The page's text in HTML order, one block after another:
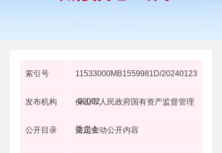
索引号 11533000MB1559981D/20240123
-00002
发布机构 保山市人民政府国有资产监督管理
委员会
公开目录 法定主动公开内容